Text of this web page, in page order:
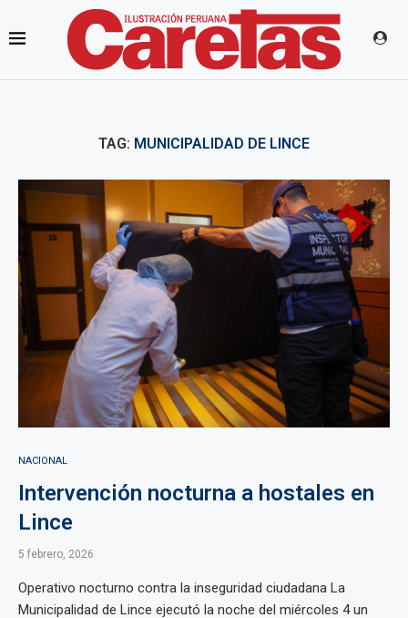
TAG: MUNICIPALIDAD DE LINCE
NACIONAL
Intervención nocturna a hostales en
Lince
5 febrero, 2026
Operativo nocturno contra la inseguridad ciudadana La
Municipalidad de Lince ejecutó la noche del miércoles 4 un